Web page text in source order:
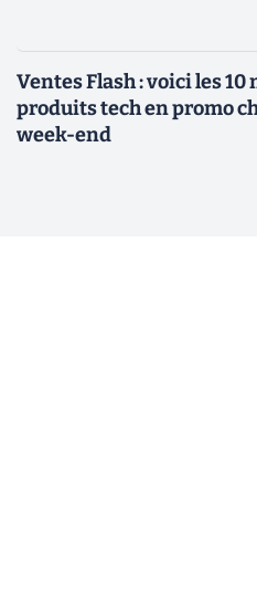
Ventes Flash : voici les
produits tech en promo
week-end